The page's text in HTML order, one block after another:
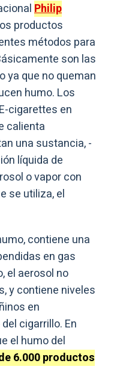
Philip
productos
métodos para
son las
ya que no queman
humo. Los
cigarettes en
calienta
una sustancia, -
líquida de
o vapor con
se utiliza, el
contiene una
en gas
el aerosol no
y contiene niveles
en
cigarrillo. En
el humo del
6.000 productos